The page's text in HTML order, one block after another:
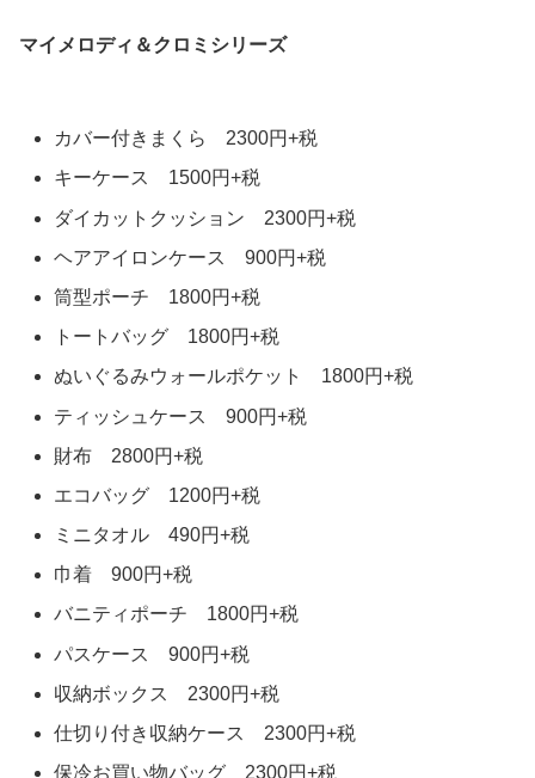
マイメロディ＆クロミシリーズ
カバー付きまくら 2300円+税
キーケース 1500円+税
ダイカットクッション 2300円+税
ヘアアイロンケース 900円+税
筒型ポーチ 1800円+税
トートバッグ 1800円+税
ぬいぐるみウォールポケット 1800円+税
ティッシュケース 900円+税
財布 2800円+税
エコバッグ 1200円+税
ミニタオル 490円+税
巾着 900円+税
バニティポーチ 1800円+税
パスケース 900円+税
収納ボックス 2300円+税
仕切り付き収納ケース 2300円+税
保冷お買い物バッグ 2300円+税